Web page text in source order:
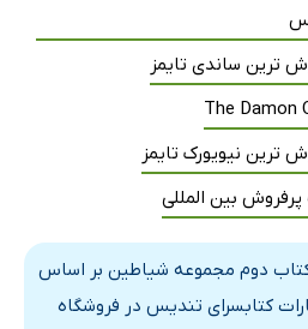
به تیبت رود
سیاه‌برگ
ترین ساندی تایمز
The Damon
ترین نیویورک تایمز
بین المللی
کتاب دوم مجموعه شیاطین بر اساس
کتابسرای تندیس در فروشگاه